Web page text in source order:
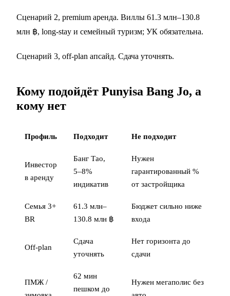
Сценарий 2, premium аренда. Виллы 61.3 млн–130.8
млн ฿, long-stay и семейный туризм; УК обязательна.
Сценарий 3, off-plan апсайд. Сдача уточнять.
Кому подойдёт Punyisa Bang Jo, а
кому нет
Профиль Подходит Не подходит
Инвестор
в аренду
Банг Тао,
5–8%
индикатив
Нужен
гарантированный %
от застройщика
Семья 3+
BR
61.3 млн–
130.8 млн ฿
Бюджет сильно ниже
входа
Off-plan
Сдача
уточнять
Нет горизонта до
сдачи
ПМЖ /
62 мин
пешком до
Нужен мегаполис без